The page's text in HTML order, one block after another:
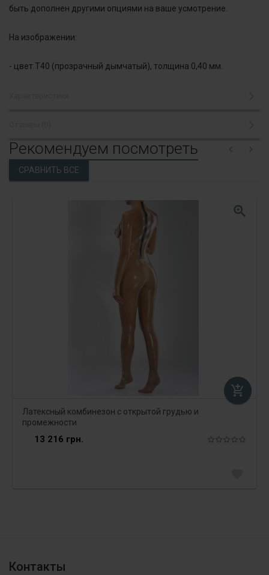
быть дополнен другими опциями на ваше усмотрение.
На изображении:
- цвет T40 (прозрачный дымчатый), толщина 0,40 мм.
Рекомендуем посмотреть
Латексный комбинезон с открытой грудью и
промежности
13 216 грн.
add_shopping_cart
zoom_in
Контакты